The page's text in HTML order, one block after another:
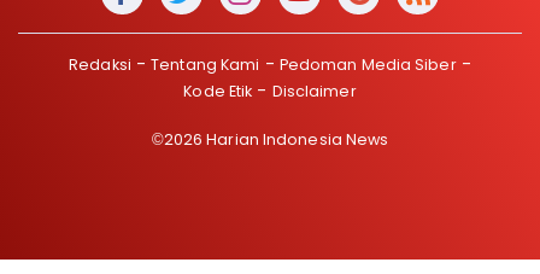
Redaksi Tentang Kami
Pedoman Media Siber
Kode Etik
Disclaimer
©2026 Harian Indonesia News